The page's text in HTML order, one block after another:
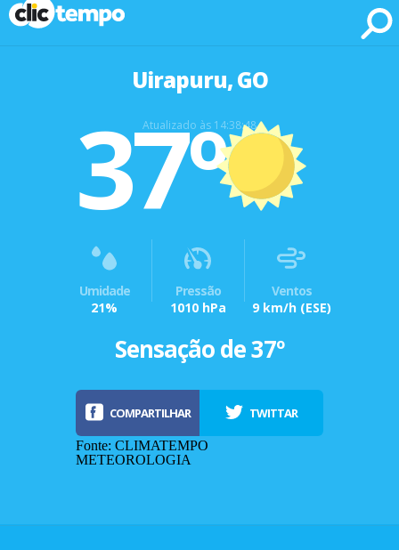
Uirapuru, GO
Fonte: CLIMATEMPO METEOROLOGIA
Atualizado às 14:38:48
37º
Umidade
21%
Pressão
1010 hPa
Ventos
9 km/h (ESE)
Sensação de 37º
COMPARTILHAR TWITTAR
Fonte: CLIMATEMPO
METEOROLOGIA